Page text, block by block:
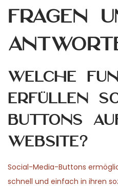
Fragen
Welche
erfüllen
Buttons
Website?
Social-Media-Buttons
schnell und einfach in ihren